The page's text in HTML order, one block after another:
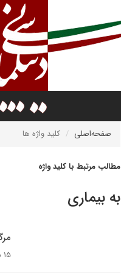
صفحه‌اصلی کلید واژه ها
مطالب مرتبط با کلید واژه
به بیماری
۱۵ شهریور ۱۳۹۱